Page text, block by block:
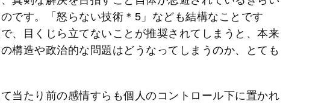
です。「怒らない技術＊5」なども結構なことです
、目くじら立てないことが推奨されてしまうと、本来
構造や政治的な問題はどうなってしまうのか、とても
当たり前の感情すらも個人のコントロール下に置かれ